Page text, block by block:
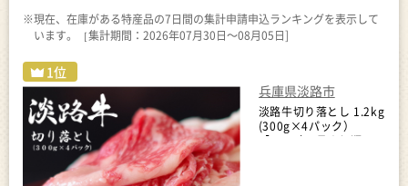
※現在、在庫がある特産品の7日間の集計申請申込ランキングを表示して
います。［集計期間：2026年07月30日～08月05日]
兵庫県淡路市
淡路牛切り落とし 1.2kg
(300g×4パック）
【2026年9月より順次発